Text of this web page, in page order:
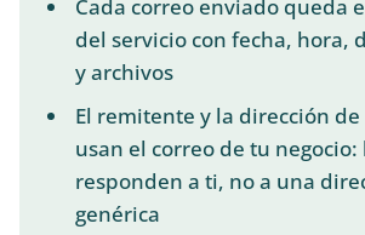
Cada correo enviado queda
del servicio con fecha, hora,
y archivos
El remitente y la dirección
usan el correo de tu negocio:
responden a ti, no a una
genérica